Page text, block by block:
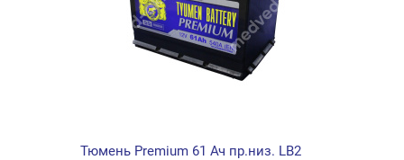
Тюмень Premium 61 Ач пр.низ. LB2